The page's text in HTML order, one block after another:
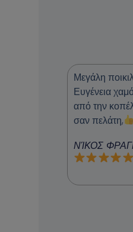
Μεγάλη
Ευγένεια
από την
σαν πελάτη,
ΝΊΚΟΣ